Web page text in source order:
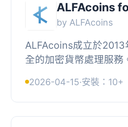
ALFAcoins
by ALFAcoins
ALFAcoins成立於
全的加密貨幣處理服
幣進...
2026-04-15·安裝：10+